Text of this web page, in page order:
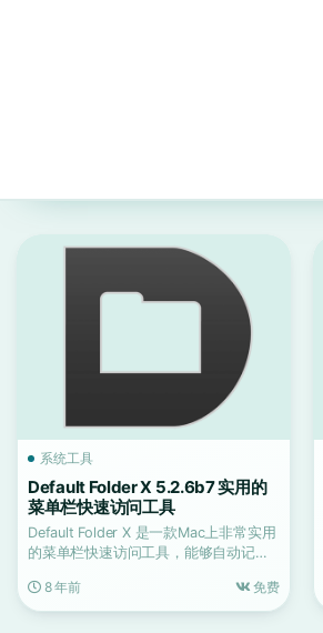
系统工具
Default Folder X 5.2.6b7 实用的
菜单栏快速访问工具
Default Folder X 是一款Mac上非常实用
的菜单栏快速访问工具，能够自动记忆
8 年前
免费